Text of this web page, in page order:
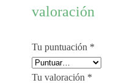
valoración
Tu puntuación *
Tu valoración *